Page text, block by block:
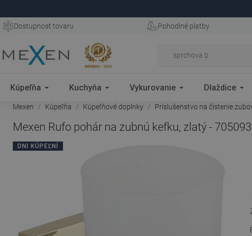
Dostupnosť tovaru Pohodlné platby
Kúpeľňa Kuchyňa Vykurovanie Dlaždice
Mexen Kúpeľňa Kúpeľňové doplnky Príslušenstvo na čistenie
Mexen Rufo pohár na zubnú kefku, zlatý -
DNI KÚPEĽNÍ